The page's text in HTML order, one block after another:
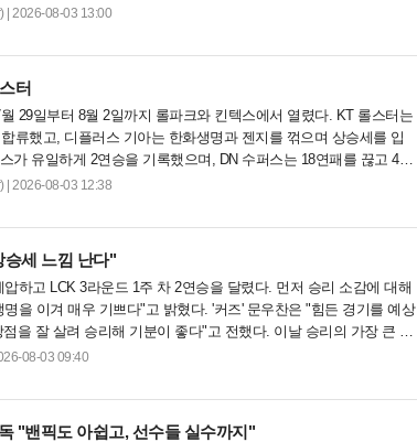
만 원과 젠지 선수 합동 방송 기회를 얻었으며, 파이널 MVP는.....
| 2026-08-03 13:00
터
29일부터 8월 2일까지 롤파크와 킨텍스에서 열렸다. KT 롤스터는
류했고, 디플러스 기아는 한화생명과 젠지를 꺾으며 상승세를 입
가 유일하게 2연승을 기록했으며, DN 수퍼스는 18연패를 끊고 4개
는 루시드의 통산 2,000어시스트와 리헨즈의 통산 500킬 달성.....
| 2026-08-03 12:38
세 느낌 난다"
하고 LCK 3라운드 1주 차 2연승을 달렸다. 먼저 승리 소감에 대해
을 이겨 매우 기쁘다"고 밝혔다. '커즈' 문우찬은 "힘든 경기를 예상
을 잘 살려 승리해 기분이 좋다"고 전했다. 이날 승리의 가장 큰 요
08-03 09:40
"밴픽도 아쉽고, 선수들 실수까지"